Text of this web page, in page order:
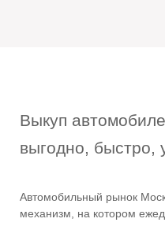
Выкуп
выгодно, быстро,
Автомобильный рынок
механизм, на котором